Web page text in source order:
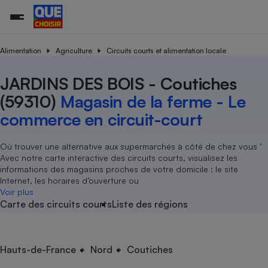
Alimentation Agriculture Circuits courts et alimentation locale
JARDINS DES BOIS - Coutiches
(59310) Magasin de la ferme - Le
commerce en circuit-court
Où trouver une alternative aux supermarchés à côté de chez vous ’
Avec notre carte interactive des circuits courts, visualisez les
informations des magasins proches de votre domicile : le site
Internet, les horaires d’ouverture ou
Voir plus
Carte des circuits courtsListe des régions
Hauts-de-France Nord Coutiches
Additifs
Magasin - Grande surface
Méthode de vente -
Organismes de défense
Système judiciairegratuit
Air
Achat - Vente - Travaux
Copropriété
Location
Sport
électrique
Démarche administrative
Famille
Senior
Service marchand
Train
Transport aérien
Toutes les actualités
Enquêtes
Guides d'achat
Conseils
Brèves
Tous les services
Soumettre un litige
Lettres types
Rencontrer une association locale
Tous nos combats
Nos actions
Nos grandes victoires
Les billets de la présidente
Nos associations locales
Nous rejoindre
En savoir plus sur Que Choisir Ensemble
nous ?
L’association
Nos missions
Notre méthodologie
Notre financement
Nos partenaires
Nous rejoindre